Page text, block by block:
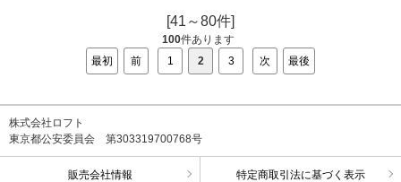
[41～80件]
100件あります
最初
前 1 2 3 次 最後
株式会社ロフト
東京都公安委員会 第303319700768号
販売会社情報 特定商取引法に基づく表示